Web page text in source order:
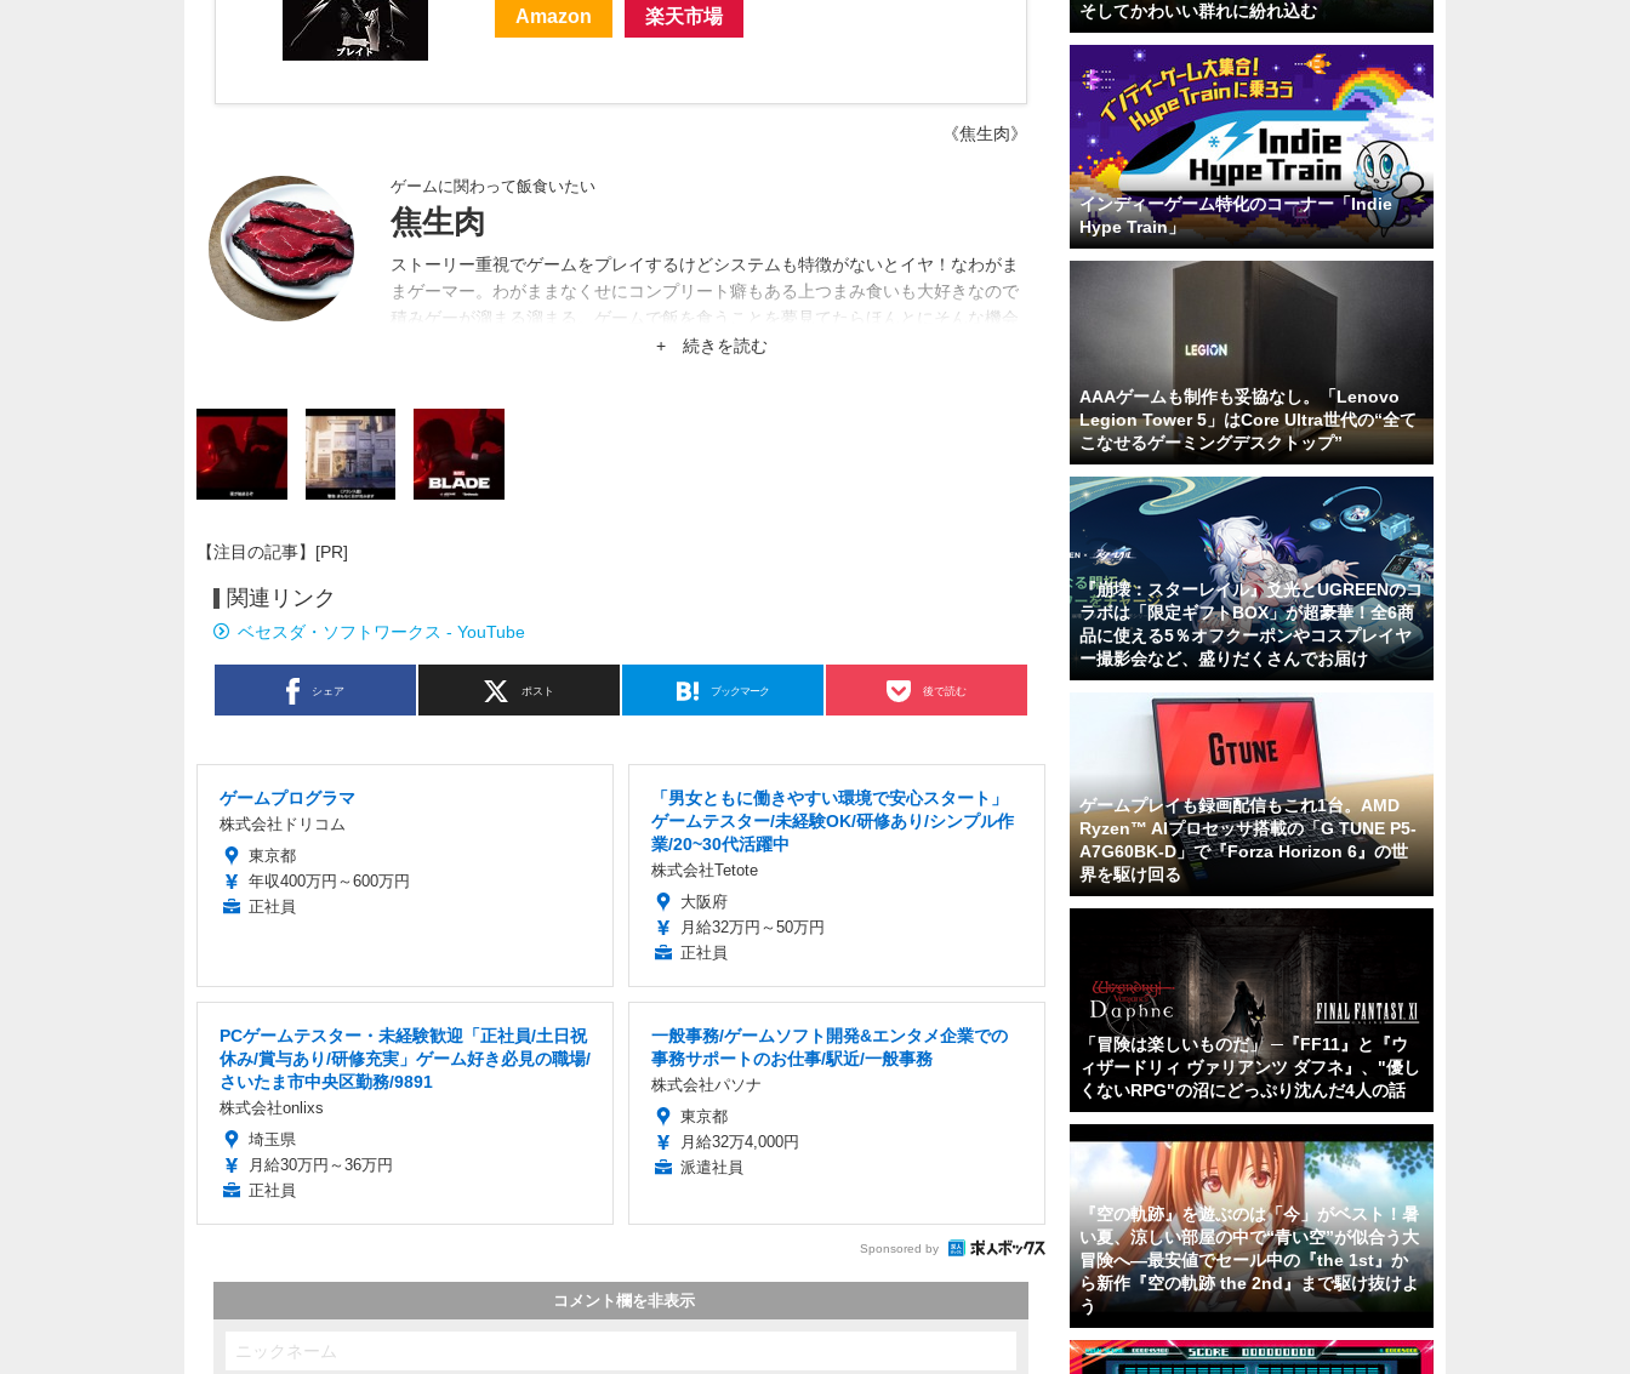
Amazon 楽天市場
《焦生肉》
ゲームに関わって飯食いたい
焦生肉
ストーリー重視でゲームをプレイするけどシステムも特徴がないとイヤ！なわがま
まゲーマー。わがままなくせにコンプリート癖もある上つまみ食いも大好きなので
積みゲーが溜まる溜まる。ゲームで飯を食うことを夢見てたらほんとにそんな機会
+ 続きを読む
【注目の記事】[PR]
関連リンク
ベセスダ・ソフトワークス - YouTube
シェア ポスト ブックマーク 後で読む
ゲームプログラマ
株式会社ドリコム
東京都
年収400万円～600万円
正社員
「男女ともに働きやすい環境で安心スタート」
ゲームテスター/未経験OK/研修あり/シンプル作
業/20~30代活躍中
株式会社Tetote
大阪府
月給32万円～50万円
正社員
PCゲームテスター・未経験歓迎「正社員/土日祝
休み/賞与あり/研修充実」ゲーム好き必見の職場/
さいたま市中央区勤務/9891
株式会社onlixs
埼玉県
月給30万円～36万円
正社員
一般事務/ゲームソフト開発&エンタメ企業での
事務サポートのお仕事/駅近/一般事務
株式会社パソナ
東京都
月給32万4,000円
派遣社員
Sponsored by
コメント欄を非表示
そしてかわいい群れに紛れ込む
インディーゲーム特化のコーナー「Indie
Hype Train」
AAAゲームも制作も妥協なし。「Lenovo
Legion Tower 5」はCore Ultra世代の“全て
こなせるゲーミングデスクトップ”
『崩壊：スターレイル』爻光とUGREENのコ
ラボは「限定ギフトBOX」が超豪華！全6商
品に使える5％オフクーポンやコスプレイヤ
ー撮影会など、盛りだくさんでお届け
ゲームプレイも録画配信もこれ1台。AMD
Ryzen™ AIプロセッサ搭載の「G TUNE P5-
A7G60BK-D」で『Forza Horizon 6』の世
界を駆け回る
「冒険は楽しいものだ」 ─『FF11』と『ウ
ィザードリィ ヴァリアンツ ダフネ』、"優し
くないRPG"の沼にどっぷり沈んだ4人の話
『空の軌跡』を遊ぶのは「今」がベスト！暑
い夏、涼しい部屋の中で“青い空”が似合う大
冒険へ―最安値でセール中の『the 1st』か
ら新作『空の軌跡 the 2nd』まで駆け抜けよ
う